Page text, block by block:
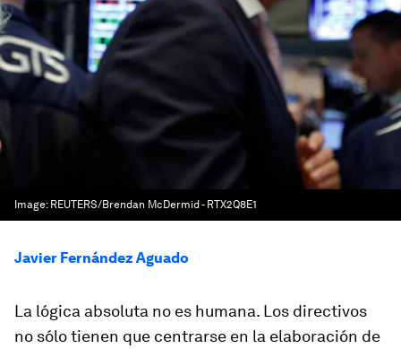
Image: REUTERS/Brendan McDermid - RTX2Q8E1
Javier Fernández Aguado
La lógica absoluta no es humana. Los directivos
no sólo tienen que centrarse en la elaboración de